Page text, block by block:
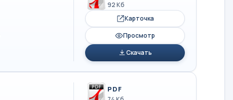
92 Кб
Карточка
Просмотр
Скачать
PDF